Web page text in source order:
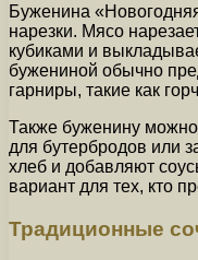
Буженина
нарезки. Мясо
кубиками и
бужениной обычно
гарниры, такие как
Также буженину можно
для бутербродов или
хлеб и добавляют
вариант для тех, кто
Традиционные